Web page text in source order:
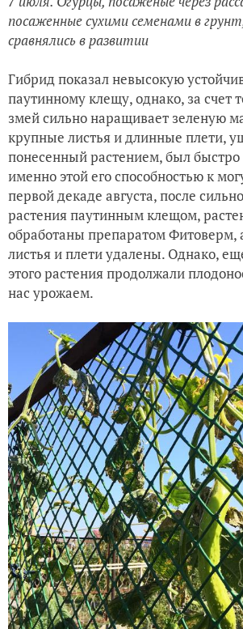
посаженные сухими семенами в
сравнялись в развитии
Гибрид показал невысокую
паутинному клещу, однако, за счет
змей сильно наращивает зеленую
крупные листья и длинные плети,
понесенный растением, был
именно этой его способностью к
первой декаде августа, после
растения паутинным клещом,
обработаны препаратом Фитоверм,
листья и плети удалены. Однако,
этого растения продолжали
нас урожаем.